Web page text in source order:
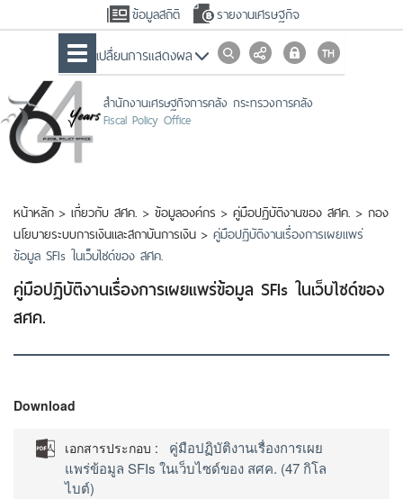
ข้อมูลสถิติ รายงานเศรษฐกิจ
เปลื่ยนการแสดงผล
สำนักงานเศรษฐกิจการคลัง กระทรวงการคลัง
Fiscal Policy Office
หน้าหลัก > เกี่ยวกับ สศค. > ข้อมูลองค์กร > คู่มือปฏิบัติงานของ สศค. > กอง
นโยบายระบบการเงินและสถาบันการเงิน > คู่มือปฏิบัติงานเรื่องการเผยแพร่
ข้อมูล SFIs ในเว็บไซด์ของ สศค.
คู่มือปฏิบัติงานเรื่องการเผยแพร่ข้อมูล SFIs ในเว็บไซด์ของ
สศค.
Download
เอกสารประกอบ :
คู่มือปฏิบัติงานเรื่องการเผย
แพร่ข้อมูล SFIs ในเว็บไซด์ของ สศค. (47 กิโล
ไบต์)